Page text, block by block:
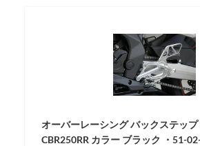
オーバーレーシング バックステッ
CBR250RR カラー ブラック ・51-